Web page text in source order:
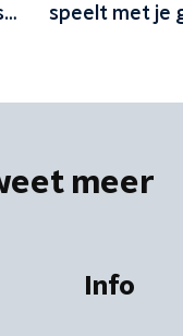
speelt met je
meer
Info